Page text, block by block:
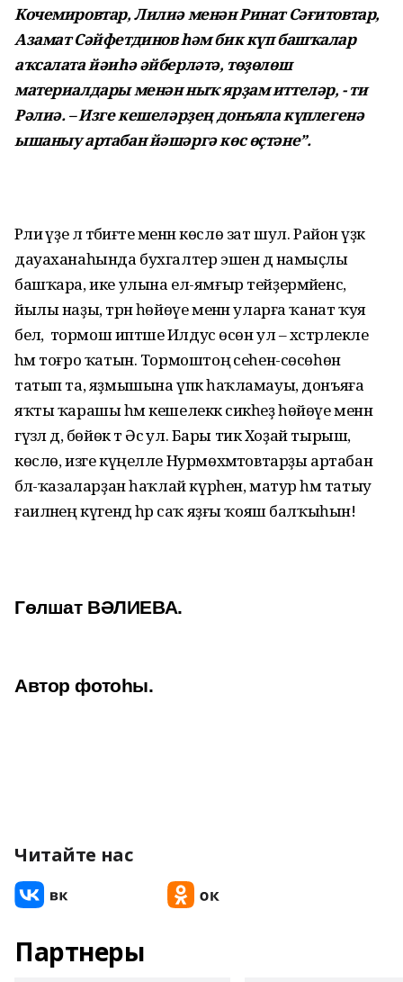
Кочемировтар, Лилиә менән Ринат Сәғитовтар,
Азамат Сәйфетдинов һәм бик күп башҡалар
аҡсалата йәиһә әйберләтә, төҙөлөш
материалдары менән ныҡ ярҙам иттеләр, - ти
Рәлиә. – Изге кешеләрҙең донъяла күплегенә
ышаныу артабан йәшәргә көс өҫтәне”.
Рәлиә үҙе лә тәбиғәте менән көслө зат шул. Район үҙәк
дауаханаһында бухгалтер эшен дә намыҫлы
башҡара, ике улына ел-ямғыр тейҙермәйенсә,
йылы наҙы, тәрән һөйөүе менән уларға ҡанат ҡуя
белә, ә тормош иптәше Илдус өсөн ул – хәстәрлекле
һәм тоғро ҡатын. Тормоштоң әсеһен-сөсөһөн
татып та, яҙмышына үпкә һаҡламауы, донъяға
яҡты ҡарашы һәм кешелеккә сикһеҙ һөйөүе менән
гүзәл дә, бөйөк тә Әсә ул. Бары тик Хоҙай тырыш,
көслө, изге күңелле Нурмөхәмәтовтарҙы артабан
бәлә-ҡазаларҙан һаҡлай күрһен, матур һәм татыу
ғаиләнең күгендә һәр саҡ яҙғы ҡояш балҡыһын!
Гөлшат ВӘЛИЕВА.
Автор фотоһы.
Читайте нас
Партнеры